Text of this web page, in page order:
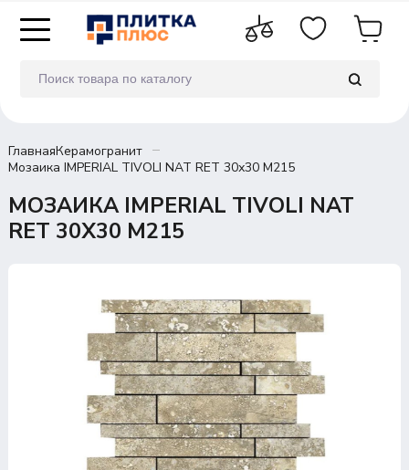
ГлавнаяКерамогранит
Мозаика IMPERIAL TIVOLI NAT RET 30х30 M215
МОЗАИКА IMPERIAL TIVOLI NAT
RET 30Х30 M215